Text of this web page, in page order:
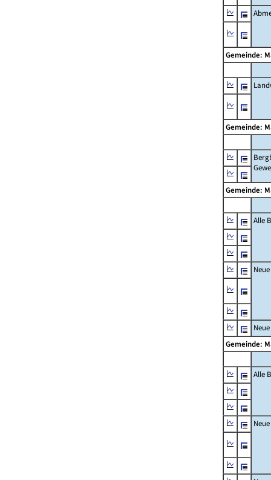
Gemeinde:
Gemeinde:
Gemeinde:
Alle
Gemeinde:
Alle